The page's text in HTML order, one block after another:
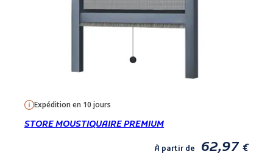
Expédition en 10 jours
STORE MOUSTIQUAIRE PREMIUM
À partir de 62,97 €